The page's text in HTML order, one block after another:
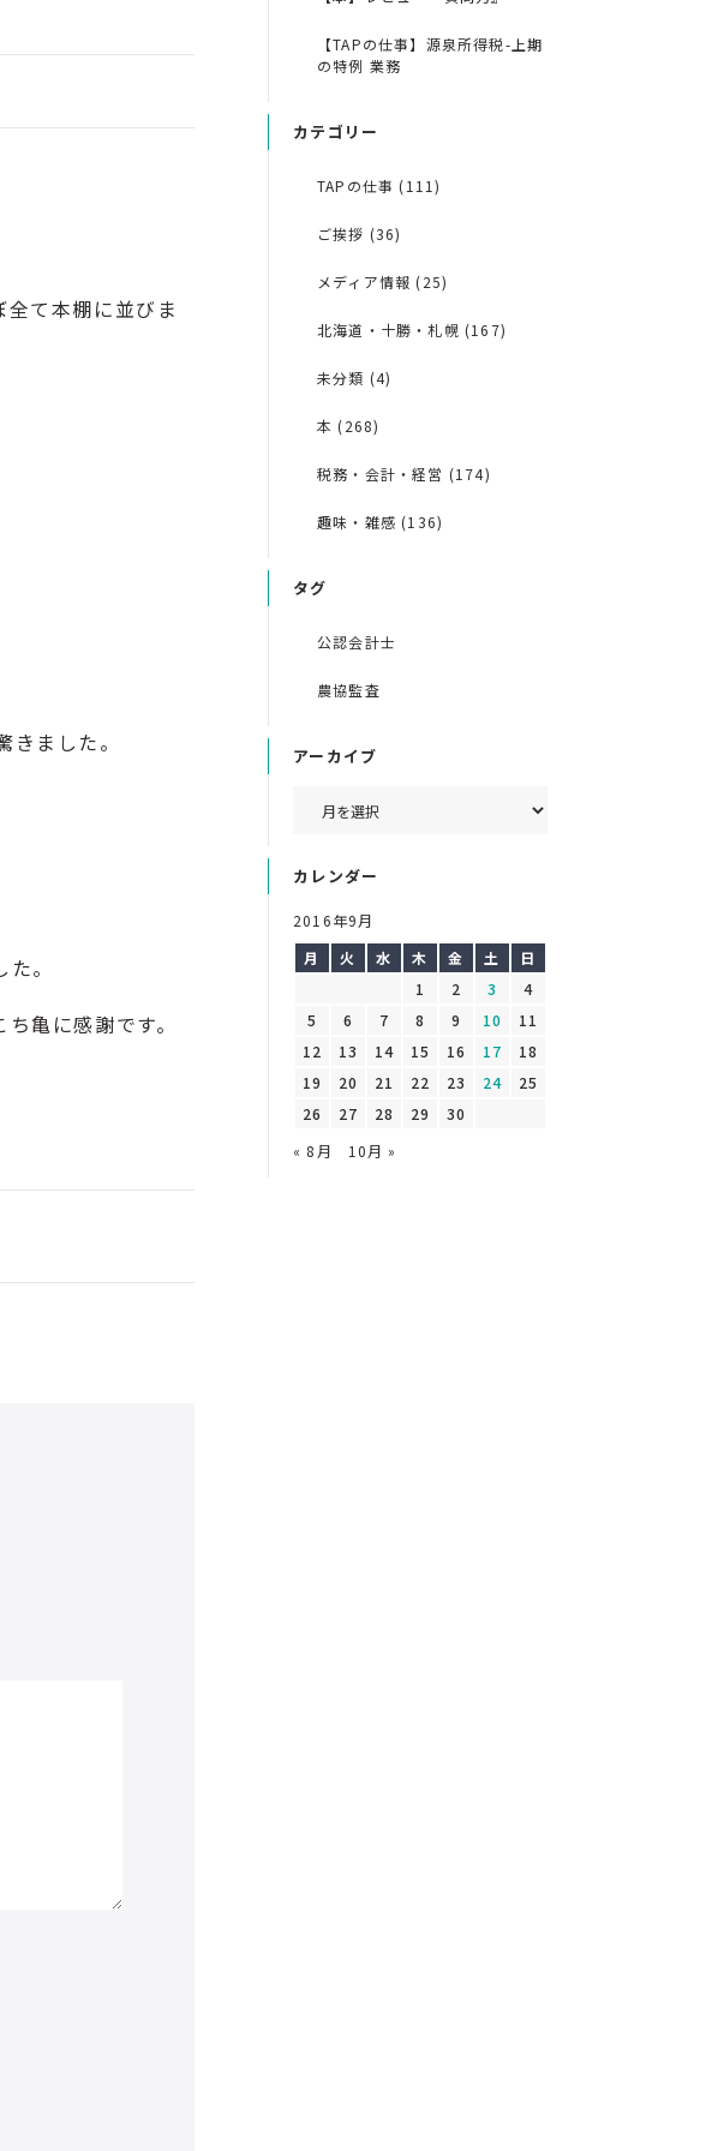
て本棚に並びま
ました。
。
亀に感謝です。
【TAPの仕事】源泉所得税-上期
の特例 業務
カテゴリー
TAPの仕事 (111)
ご挨拶 (36)
メディア情報 (25)
北海道・十勝・札幌 (167)
未分類 (4)
本 (268)
税務・会計・経営 (174)
趣味・雑感 (136)
タグ
公認会計士
農協監査
アーカイブ
カレンダー
2016年9月
月
火 水 木 金 土
日
1
2 3
4
5
6 7 8 9 10
11
12
13 14 15 16 17
18
19
20 21 22 23 24
25
26
27 28 29
30
« 8月
10月 »